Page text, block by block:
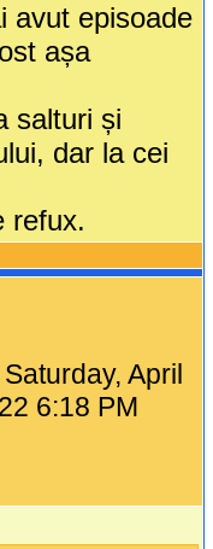
avut episoade
așa
salturi și
dar la cei
refux.
Saturday, April
6:18 PM